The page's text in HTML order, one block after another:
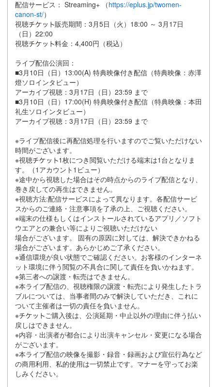
配信サービス： Streaming+ （https://eplus.jp/twomen-
canon-st/）
視聴
販売期間：3月5日（火）18:00 ～ 3月17日
（日）22:00
視聴
料金：4,400円（税込）
ライブ配信公演回：
■3月10日（日）13:00(A) 特典映像付き配信（特典映像：赤澤
燈ソロインタビュー）
アーカイブ視聴：3月17日（日）23:59 まで
■3月10日（日）17:00(H) 特典映像付き配信（特典映像：本田
礼生ソロインタビュー）
アーカイブ視聴：3月17日（日）23:59 まで
※ライブ配信後に再配信処理を行いますのでご覧いただけない
時間がございます。
※視聴
1枚につき閲覧いただける端末は1台となりま
す。（1アカウント1ビュー）
※途中から視聴した場合はその時点からのライブ配信となり、
巻き戻しての再生はできません。
※視聴方法:配信サービスによって異なります。各配信サービ
スからのご連絡・注意事項を了承の上、ご視聴ください。
※端末の仕様もしくはインストールされているアプリ／ソフト
ウエアとの兼合い等によりご視聴いただけない
場合がございます。 固有の原因に対しては、解決できかねる
場合がございます。あらかじめご了承ください。
※通信環境が良い状態でご確認ください。お客様のインターネ
ット環境に伴う閲覧の不具合に関して責任を負いかねます。
※第三者への譲渡・転売はできません。
※本ライブ配信の、視聴権限の譲渡・転売により発生したトラ
ブルについては、当事者間のみで解決していただき、これに
ついて主催者は一切の責任を負いません。
※
ご購入後は、公演延期・中止以外の理由に伴う払い
戻しはできません。
※内容・出演者が都合により出演キャンセル・変更になる場合
がございます。
※本ライブ配信の映像を撮影・録音・録画および宣伝行為など
の商用利用、私的使用は一切禁止です。マナーを守ってお楽
しみください。